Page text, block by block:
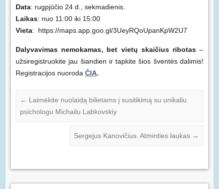
Data: rugpjūčio 24 d., sekmadienis.
Laikas: nuo 11:00 iki 15:00
Vieta: https://maps.app.goo.gl/3UeyRQoUpanKpW2U7
Dalyvavimas nemokamas, bet vietų skaičius ribotas–
užsiregistruokite jau šiandien ir tapkite šios šventės dalimis!
Registracijos nuoroda ČIA.
← Laimėkite nuolaidą bilietams į susitikimą su unikaliu
psichologu Michailu Labkovskiy
Sergejus Kanovičius. Atminties laukas →